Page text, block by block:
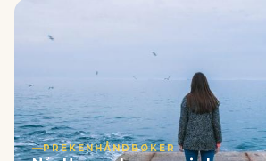
PREKENHÅNDBØKER